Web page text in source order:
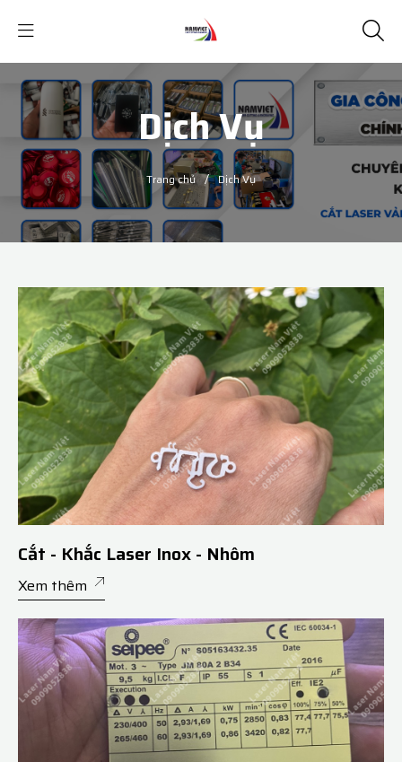
Dịch Vụ
Trang chủ / Dịch Vụ
Cắt - Khắc Laser Inox - Nhôm
Xem thêm